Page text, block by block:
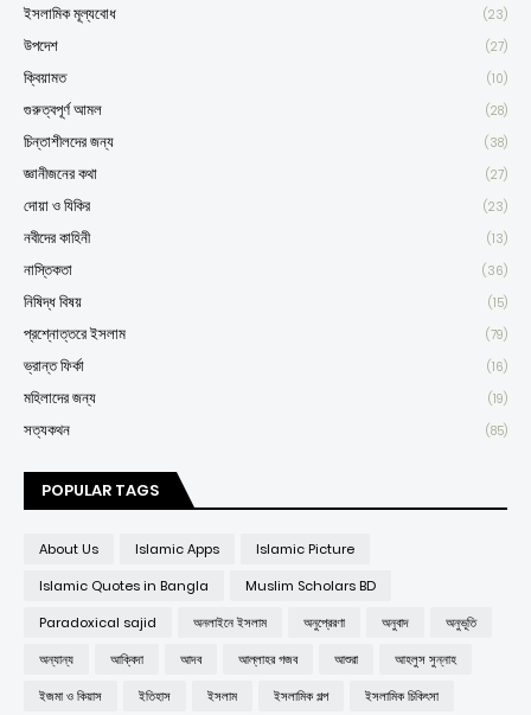
ইসলামিক মূল্যবোধ (23)
উপদেশ (27)
ক্বিয়ামত (10)
গুরুত্বপূর্ণ আমল (28)
চিন্তাশীলদের জন্য (38)
জ্ঞানীজনের কথা (27)
দোয়া ও যিকির (23)
নবীদের কাহিনী (13)
নাস্তিকতা (36)
নিষিদ্ধ বিষয় (15)
প্রশ্নোত্তরে ইসলাম (79)
ভ্রান্ত ফির্কা (16)
মহিলাদের জন্য (19)
সত্যকথন (85)
POPULAR TAGS
About Us Islamic Apps
Islamic Picture
Islamic Quotes in Bangla
Muslim Scholars BD
Paradoxical sajid
অনলাইনে ইসলাম অনুপ্রেরণা অনুবাদ
অনুভূতি
অন্যান্য
আক্বিদা আদব আল্লাহর গজব আশুরা
আহলুস সুন্নাহ
ইজমা ও কিয়াস
ইতিহাস ইসলাম ইসলামিক গল্প
ইসলামিক চিকিৎসা